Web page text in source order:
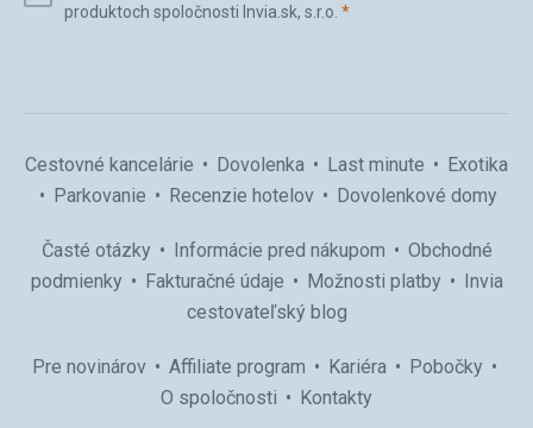
(povinné)
produktoch spoločnosti Invia.sk, s.r.o. *(povinné)
Cestovné kancelárie Dovolenka Last minute
Exotika
Parkovanie
Recenzie hotelov Dovolenkové domy
Časté otázky Informácie pred nákupom
Obchodné
podmienky
Fakturačné údaje Možnosti platby
Invia
cestovateľský blog
Pre novinárov Affiliate program Kariéra
Pobočky
O spoločnosti
Kontakty